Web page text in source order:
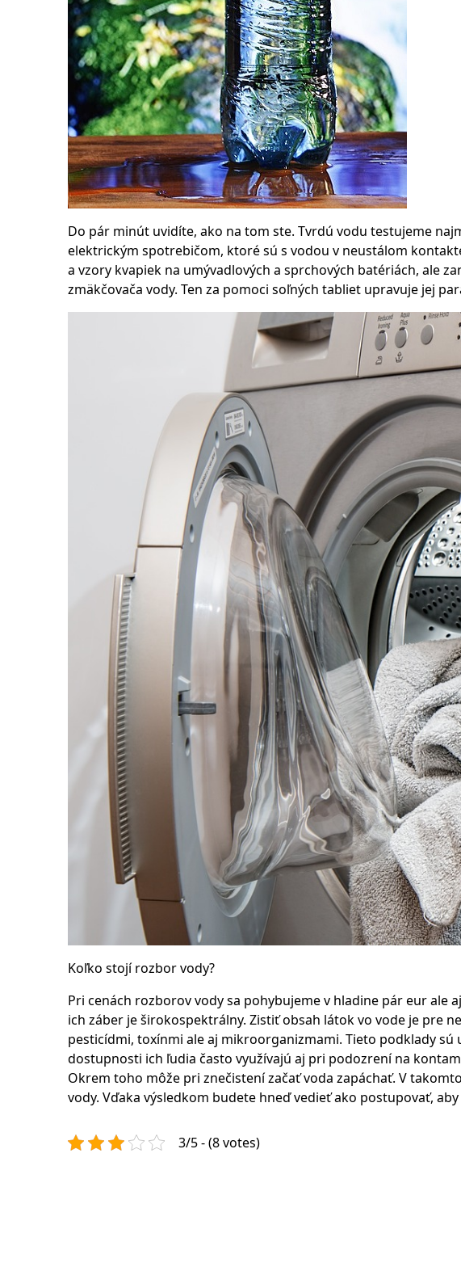
Do pár minút uvidíte, ako na tom ste. Tvrdú vodu testujeme
elektrickým spotrebičom, ktoré sú s vodou v neustálom
a vzory kvapiek na umývadlových a sprchových batériách, ale
zmäkčovača vody. Ten za pomoci soľných tabliet upravuje jej
Koľko stojí rozbor vody?
Pri cenách rozborov vody sa pohybujeme v hladine pár eur
ich záber je širokospektrálny. Zistiť obsah látok vo vode je pre
pesticídmi, toxínmi ale aj mikroorganizmami. Tieto podklady
dostupnosti ich ľudia často využívajú aj pri podozrení na
Okrem toho môže pri znečistení začať voda zapáchať. V
vody. Vďaka výsledkom budete hneď vedieť ako postupovať,
3/5 - (8 votes)